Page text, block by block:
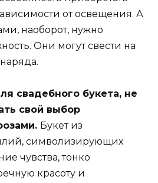
от освещения. А
наоборот, нужно
Они могут свести на
свадебного букета, не
свой выбор
Букет из
символизирующих
чувства, тонко
красоту и